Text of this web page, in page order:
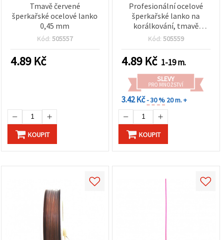
Tmavě červené
šperkařské ocelové lanko
0,45 mm
Kód: 505557
4.89 Kč
KOUPIT
Profesionální ocelové
šperkařské lanko na
korálkování, tmavě
modré, 0,45 mm, na cívce
Kód: 505559
4.89 Kč 1-19 m.
SLEVY
PRO MNOŽSTVÍ
3.42 Kč- 30 % 20 m. +
KOUPIT